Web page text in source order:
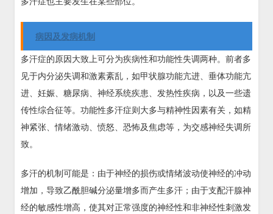
病因及发病机制
多汗症的原因大致上可分为疾病性和功能性失调两种。前者多
见于内分泌失调和激素紊乱，如甲状腺功能亢进、垂体功能亢
进、妊娠、糖尿病、神经系统疾患、发热性疾病，以及一些遗
传性综合征等。功能性多汗症则大多与精神性因素有关，如精
神紧张、情绪激动、愤怒、恐怖及焦虑等，为交感神经失调所
致。
多汗的机制可能是：由于神经的损伤或情绪波动使神经的冲动
增加，导致乙酰胆碱分泌量增多而产生多汗；由于支配汗腺神
经的敏感性增高，使其对正常强度的神经性和非神经性刺激发